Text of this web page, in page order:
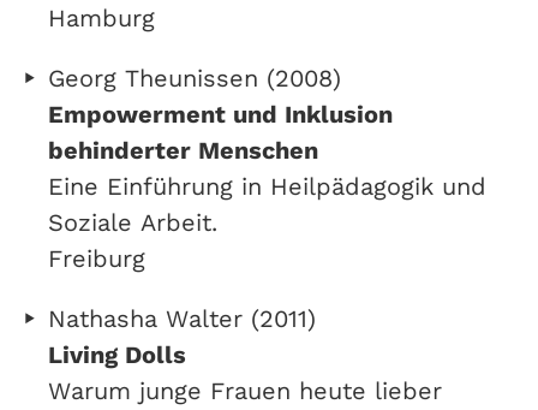
Hamburg
Georg Theunissen (2008)
Empowerment und Inklusion
behinderter Menschen
Eine Einführung in Heilpädagogik und
Soziale Arbeit.
Freiburg
Nathasha Walter (2011)
Living Dolls
Warum junge Frauen heute lieber